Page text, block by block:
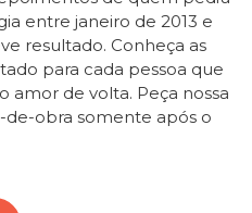
entre janeiro de 2013 e
resultado. Conheça as
para cada pessoa que
amor de volta. Peça nossa
obra somente após o